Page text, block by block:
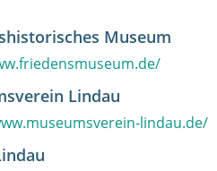
Museum
Lindau
lindau.de/